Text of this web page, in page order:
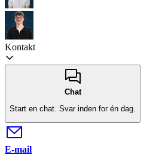
Kontakt
Chat
Start en chat. Svar inden for én dag.
E-mail